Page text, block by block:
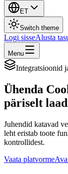
ET
Switch theme
Logi sisseAlusta
Menu
Integratsioonid
Ühenda
päriselt
Juhendid katavad
leht eristab toote
kontrollidest.
Vaata platvorme